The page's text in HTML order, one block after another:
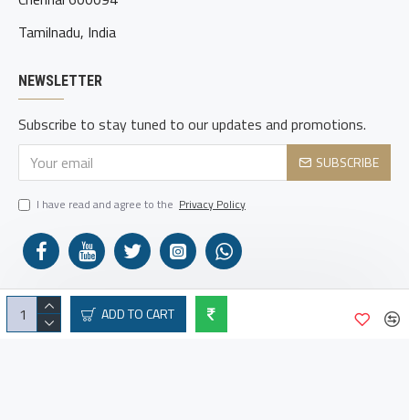
ADD TO CART
Tamilnadu, India
NEWSLETTER
Subscribe to stay tuned to our updates and promotions.
SUBSCRIBE
I have read and agree to the Privacy Policy
Copyright © 2026, Pie Mathematics Association.